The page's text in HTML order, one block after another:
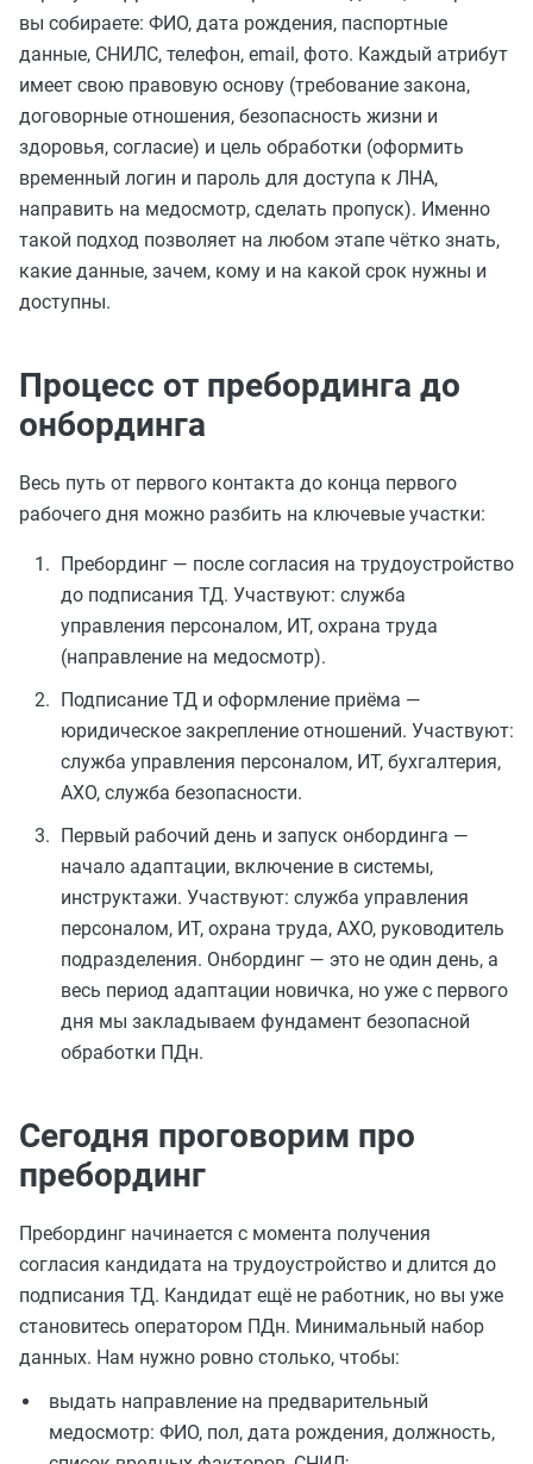
вы собираете: ФИО, дата рождения, паспортные
данные, СНИЛС, телефон, email, фото. Каждый атрибут
имеет свою правовую основу (требование закона,
договорные отношения, безопасность жизни и
здоровья, согласие) и цель обработки (оформить
временный логин и пароль для доступа к ЛНА,
направить на медосмотр, сделать пропуск). Именно
такой подход позволяет на любом этапе чётко знать,
какие данные, зачем, кому и на какой срок нужны и
доступны.
Процесс от пребординга до
онбординга
Весь путь от первого контакта до конца первого
рабочего дня можно разбить на ключевые участки:
Пребординг — после согласия на трудоустройство
до подписания ТД. Участвуют: служба
управления персоналом, ИТ, охрана труда
(направление на медосмотр).
Подписание ТД и оформление приёма —
юридическое закрепление отношений. Участвуют:
служба управления персоналом, ИТ, бухгалтерия,
АХО, служба безопасности.
Первый рабочий день и запуск онбординга —
начало адаптации, включение в системы,
инструктажи. Участвуют: служба управления
персоналом, ИТ, охрана труда, АХО, руководитель
подразделения. Онбординг — это не один день, а
весь период адаптации новичка, но уже с первого
дня мы закладываем фундамент безопасной
обработки ПДн.
Сегодня проговорим про
пребординг
Пребординг начинается с момента получения
согласия кандидата на трудоустройство и длится до
подписания ТД. Кандидат ещё не работник, но вы уже
становитесь оператором ПДн. Минимальный набор
данных. Нам нужно ровно столько, чтобы:
выдать направление на предварительный
медосмотр: ФИО, пол, дата рождения, должность,